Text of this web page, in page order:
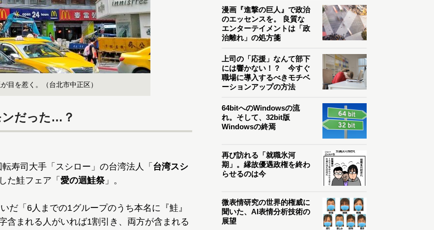
目を惹く。（台北市中正区）
ンだった…？
寿司大手「スシロー」の台湾法人「 台湾スシ
た鮭フェア「 愛の迴鮭祭」。
「6人までの1グループのうち本名に『鮭』
含まれる人がいれば1割引き、両方が含まれる
漫画『進撃の巨人』で政治
のエッセンスを。 良質な
エンターテイメントは「政
治離れ」の処方箋
上司の「応援」なんて部下
には響かない！？ 今すぐ
職場に導入するべきモチベ
ーションアップの方法
64bitへのWindowsの流
れ。そして、32bit版
Windowsの終焉
再び訪れる「就職氷河
期」。縁故優遇政権を終わ
らせるのは今
微表情研究の世界的権威に
聞いた、AI表情分析技術の
展望